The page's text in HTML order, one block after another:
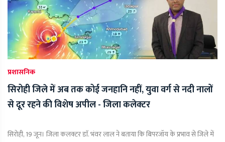
प्रशासनिक
सिरोही जिले में अब तक कोई जनहानि नहीं, युवा वर्ग से नदी नालों
से दूर रहने की विशेष अपील - जिला कलेक्टर
सिरोही, 19 जून। जिला कलक्टर डाॅ. भंवर लाल ने बताया कि बिपरजॉय के प्रभाव से जिले में